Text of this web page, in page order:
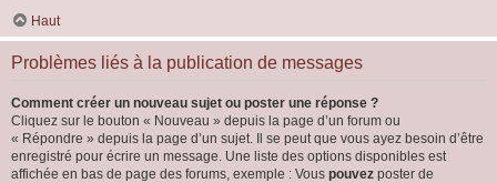
Haut
Problèmes liés à la publication de messages
Comment créer un nouveau sujet ou poster une réponse ?
Cliquez sur le bouton « Nouveau » depuis la page d’un forum ou
« Répondre » depuis la page d’un sujet. Il se peut que vous ayez besoin d’être
enregistré pour écrire un message. Une liste des options disponibles est
affichée en bas de page des forums, exemple : Vous pouvez poster de